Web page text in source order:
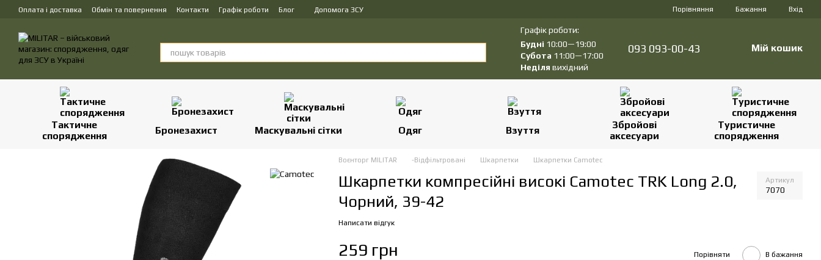
Перейти до основного контенту
Оплата і доставка Обмін та повернення Контакти Графік роботи Блог Допомога ЗСУ Порівняння Бажання Вхід
Графік роботи:
Будні 10:00—19:00
Субота 11:00—17:00
Неділя вихідний
093 093-00-43 Мій кошик
Тактичне
спорядження
Бронезахист Маскувальні сітки Одяг Взуття
Збройові
аксесуари
Туристичне
спорядження
Воєнторг MILITAR -Відфільтровані Шкарпетки Шкарпетки Camotec
Шкарпетки компресійні високі Camotec TRK Long 2.0,
Чорний, 39-42
Артикул
7070
Написати відгук
259 грн Порівняти В бажання